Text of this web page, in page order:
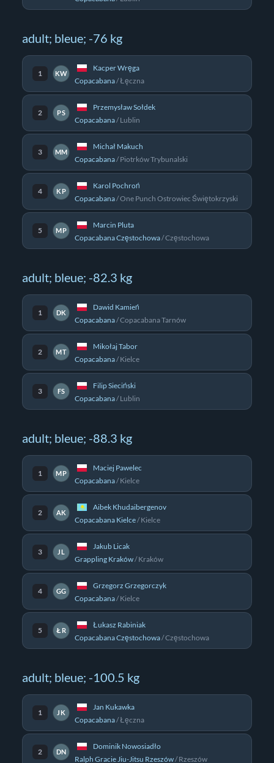
adult; bleue; -76 kg
1 KW
Kacper Wręga
Copacabana/Łęczna
2 PS
Przemysław Sołdek
Copacabana/Lublin
3 MM
Michał Makuch
Copacabana/Piotrków Trybunalski
4 KP
Karol Pochroń
Copacabana/One Punch Ostrowiec Świętokrzyski
5 MP
Marcin Pluta
Copacabana Częstochowa/Częstochowa
adult; bleue; -82.3 kg
1 DK
Dawid Kamień
Copacabana/Copacabana Tarnów
2 MT
Mikołaj Tabor
Copacabana/Kielce
3 FS
Filip Sieciński
Copacabana/Lublin
adult; bleue; -88.3 kg
1 MP
Maciej Pawelec
Copacabana/Kielce
2 AK
Aibek Khudaibergenov
Copacabana Kielce/Kielce
3 JL
Jakub Licak
Grappling Kraków/Kraków
4 GG
Grzegorz Grzegorczyk
Copacabana/Kielce
5 ŁR
Łukasz Rabiniak
Copacabana Częstochowa/Częstochowa
adult; bleue; -100.5 kg
1 JK
Jan Kukawka
Copacabana/Łęczna
2 DN
Dominik Nowosiadło
Ralph Gracie Jiu-Jitsu Rzeszów/Rzeszów